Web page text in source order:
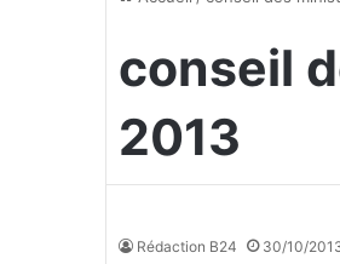
conseil
2013
Rédaction B24 30/10/